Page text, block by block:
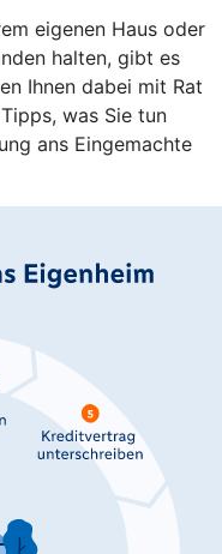
eigenen Haus oder
halten, gibt es
Ihnen dabei mit Rat
was Sie tun
ans Eingemachte